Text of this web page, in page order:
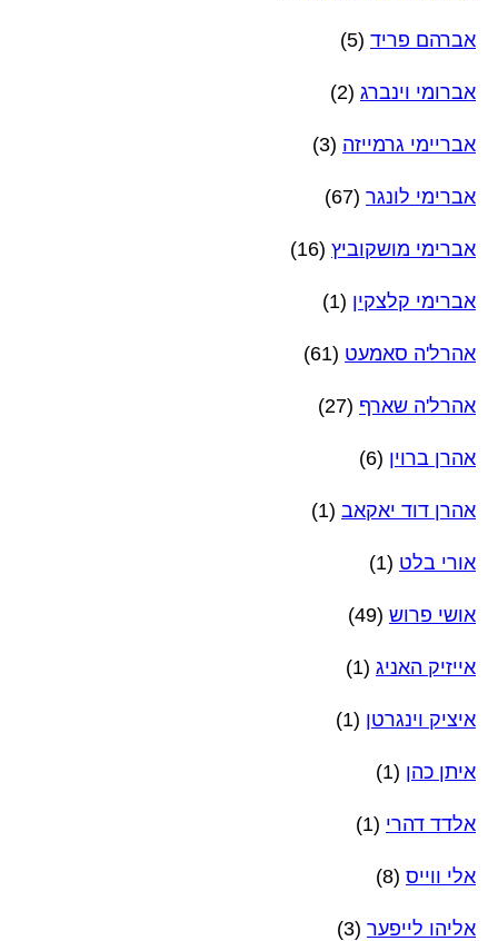
אברהם פריד (5)
אברומי וינברג (2)
אבריימי גרמייזה (3)
אברימי לונגר (67)
אברימי מושקוביץ (16)
אברימי קלצקין (1)
אהרל'ה סאמעט (61)
אהרל'ה שארף (27)
אהרן ברוין (6)
אהרן דוד יאקאב (1)
אורי בלט (1)
אושי פרוש (49)
אייזיק האניג (1)
איציק וינגרטן (1)
איתן כהן (1)
אלדד דהרי (1)
אלי ווייס (8)
אליהו לייפער (3)